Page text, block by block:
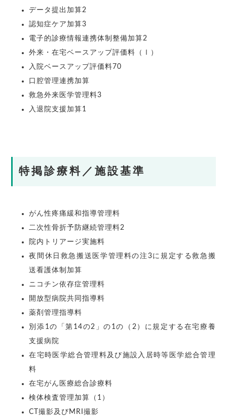
データ提出加算2
認知症ケア加算3
電子的診療情報連携体制整備加算2
外来・在宅ベースアップ評価料（Ⅰ）
入院ベースアップ評価料70
口腔管理連携加算
救急外来医学管理料3
入退院支援加算1
特掲診療料／施設基準
がん性疼痛緩和指導管理料
二次性骨折予防継続管理料2
院内トリアージ実施料
夜間休日救急搬送医学管理料の注3に規定する救急搬
送看護体制加算
ニコチン依存症管理料
開放型病院共同指導料
薬剤管理指導料
別添1の「第14の2」の1の（2）に規定する在宅療養
支援病院
在宅時医学総合管理料及び施設入居時等医学総合管理
料
在宅がん医療総合診療料
検体検査管理加算（1）
CT撮影及びMRI撮影